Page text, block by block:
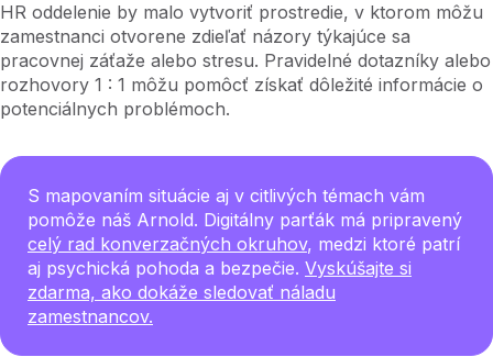
HR oddelenie by malo vytvoriť prostredie, v ktorom môžu
zamestnanci otvorene zdieľať názory týkajúce sa
pracovnej záťaže alebo stresu. Pravidelné dotazníky alebo
rozhovory 1 : 1 môžu pomôcť získať dôležité informácie o
potenciálnych problémoch.
S mapovaním situácie aj v citlivých témach vám
pomôže náš Arnold. Digitálny parťák má pripravený
celý rad konverzačných okruhov, medzi ktoré patrí
aj psychická pohoda a bezpečie. Vyskúšajte si
zdarma, ako dokáže sledovať náladu
zamestnancov.